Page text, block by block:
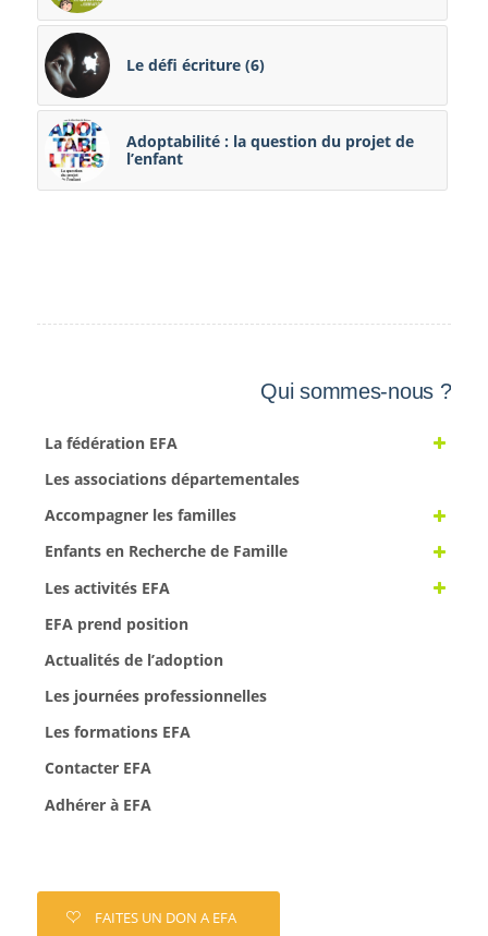
Le défi écriture (6)
Adoptabilité : la question du projet de
l’enfant
Qui sommes-nous ?
La fédération EFA
Les associations départementales
Accompagner les familles
Enfants en Recherche de Famille
Les activités EFA
EFA prend position
Actualités de l’adoption
Les journées professionnelles
Les formations EFA
Contacter EFA
Adhérer à EFA
FAITES UN DON A EFA